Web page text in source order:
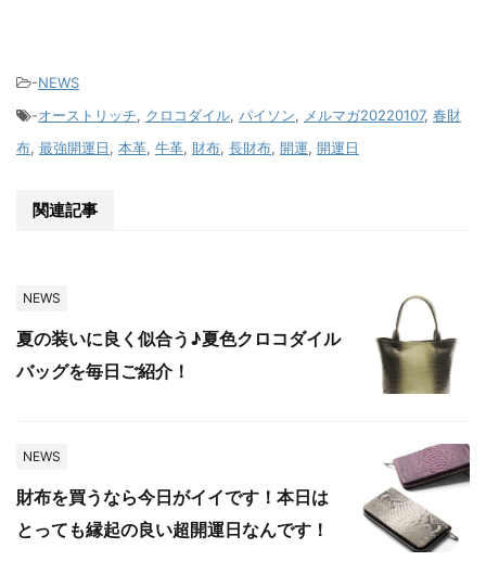
-NEWS
-オーストリッチ, クロコダイル, パイソン, メルマガ20220107, 春財
布, 最強開運日, 本革, 牛革, 財布, 長財布, 開運, 開運日
関連記事
NEWS
夏の装いに良く似合う♪夏色クロコダイル
バッグを毎日ご紹介！
NEWS
財布を買うなら今日がイイです！本日は
とっても縁起の良い超開運日なんです！